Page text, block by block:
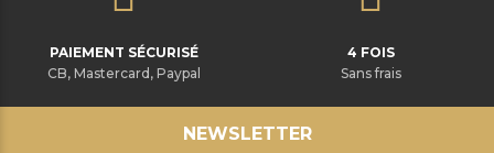
PAIEMENT SÉCURISÉ
CB, Mastercard, Paypal
4 FOIS
Sans frais
NEWSLETTER